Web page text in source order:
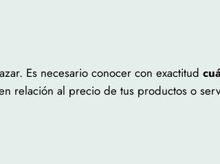
Es necesario conocer con exactitud
relación al precio de tus productos o